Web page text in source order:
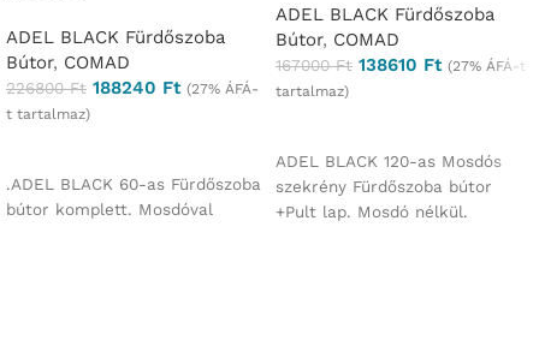
ADEL BLACK Fürdőszoba
Bútor, COMAD
226800Ft 188240 Ft (27% ÁFÁ-
t tartalmaz)
.ADEL BLACK 60-as Fürdőszoba
bútor komplett. Mosdóval
ADEL BLACK Fürdőszoba
Bútor, COMAD
167000Ft 138610 Ft (27% ÁFÁ-t
tartalmaz)
ADEL BLACK 120-as Mosdós
szekrény Fürdőszoba bútor
+Pult lap. Mosdó nélkül.